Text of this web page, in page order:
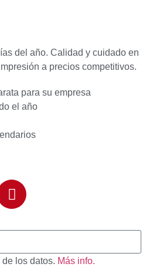
del año. Calidad y cuidado en
a precios competitivos.
para su empresa
el año
los datos. Más info.